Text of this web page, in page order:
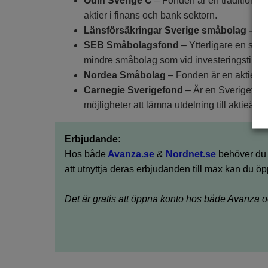
aktier i finans och bank sektorn.
Länsförsäkringar Sverige småbolag –
SEB Småbolagsfond – Ytterligare en
mindre småbolag som vid
Nordea Småbolag – Fonden är en
Carnegie Sverigefond – Är en
möjligheter att lämna utdelning till
Erbjudande:
Hos både Avanza.se & Nordnet.se behöver
att utnyttja deras erbjudanden till max kan du
Det är gratis att öppna konto hos både Avanza